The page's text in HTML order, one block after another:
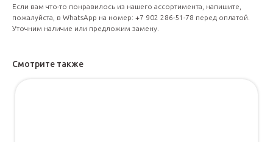
Если вам что-то понравилось из нашего ассортимента, напишите,
пожалуйста, в WhatsApp на номер: +7 902 286-51-78 перед оплатой.
Уточним наличие или предложим замену.
Смотрите также